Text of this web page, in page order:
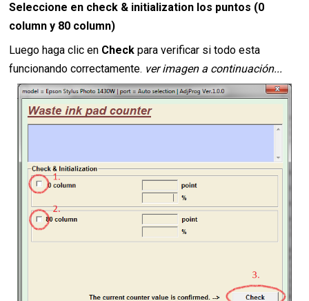
Seleccione en check & initialization los puntos (0
column y 80 column)
Luego haga clic en Check para verificar si todo esta
funcionando correctamente. ver imagen a continuación...